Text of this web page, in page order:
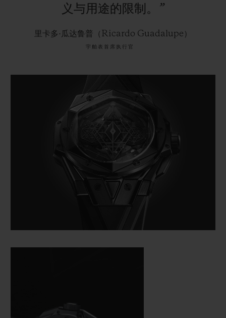
义与用途的限制。”
里卡多·瓜达鲁普（Ricardo Guadalupe）
宇舶表首席执行官